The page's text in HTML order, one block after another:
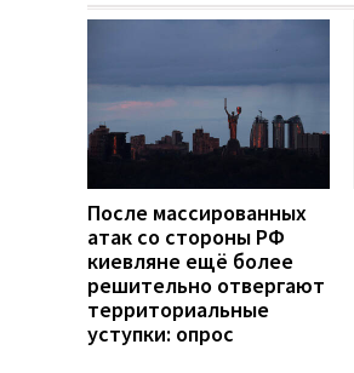
После массированных
атак со стороны РФ
киевляне ещё более
решительно отвергают
территориальные
уступки: опрос